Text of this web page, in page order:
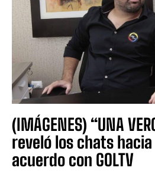
(IMÁGENES) “UNA
reveló los chats
acuerdo con GOLTV